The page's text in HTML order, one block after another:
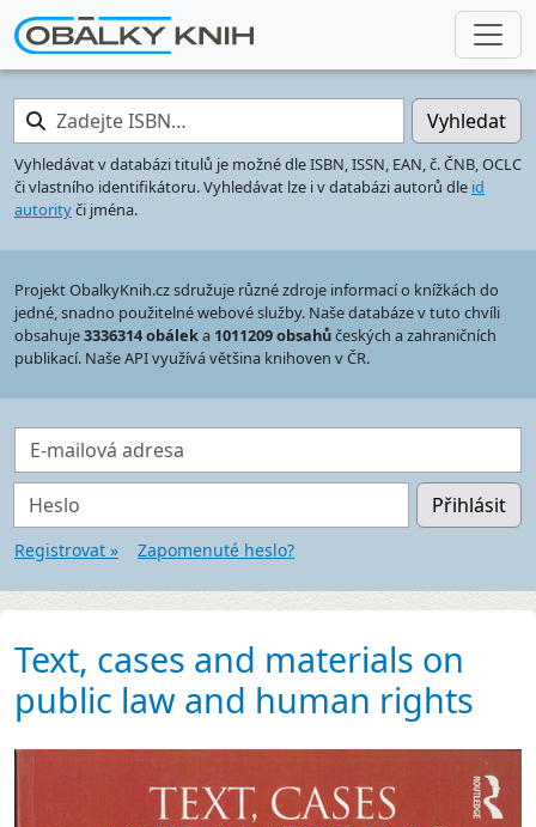
Zadejte ISBN… Vyhledat
Vyhledávat v databázi titulů je možné dle ISBN, ISSN, EAN, č. ČNB, OCLC
či vlastního identifikátoru. Vyhledávat lze i v databázi autorů dle id
autorityči jména.
Projekt ObalkyKnih.cz sdružuje různé zdroje informací o knížkách do
jedné, snadno použitelné webové služby. Naše databáze v tuto chvíli
obsahuje3336314 obáleka 1011209 obsahůčeských a zahraničních
publikací. Naše API využívá většina knihoven v ČR.
E-mailová adresa
Heslo Přihlásit
Registrovat » Zapomenuté heslo?
Text, cases and materials on
public law and human rights